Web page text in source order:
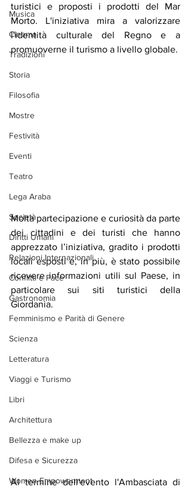
Musica
Cinema
Tradizioni
Storia
Filosofia
Mostre
Festività
Eventi
Teatro
Lega Araba
Società
Diritti Umani
Relazioni Internazionali
Conflitti e Pace
Gastronomia
Femminismo e Parità di Genere
Scienza
Letteratura
Viaggi e Turismo
Libri
Architettura
Bellezza e make up
Difesa e Sicurezza
Women Empowerment
turistici e proposti i prodotti del Mar
Morto. L'iniziativa mira a valorizzare
l'identità culturale del Regno e a
promuoverne il turismo a livello globale.
Molta partecipazione e curiosità da parte
dei cittadini e dei turisti che hanno
apprezzato l’iniziativa, gradito i prodotti
locali esposti e, in più, è stato possibile
ricevere informazioni utili sul Paese, in
particolare sui siti turistici della
Giordania.
Al termine dell'evento l'Ambasciata di